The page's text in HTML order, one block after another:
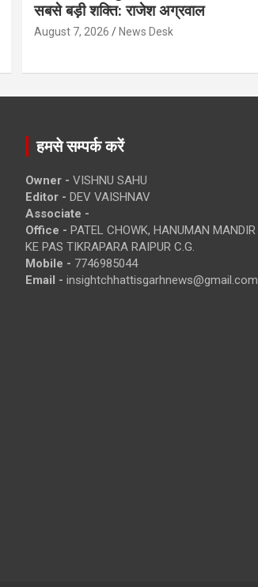
सबसे बड़ी शक्ति: राजेश अग्रवाल
August 7, 2026 News Desk
हमसे सम्पर्क करें
Owner - VISHNU SAHU
Editor - DEV VAISHNAV
Associate -
Office - PATEL CHOWK, HANUMAN MANDIR
KE PAS TIKRAPARA RAIPUR C.G.
Mobile - 7746985044
Email - insightchhattisgarhnews@gmail.com